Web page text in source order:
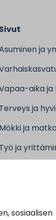
sosiaalisen
Sivut
ja
aika ja
Terveys ja
Mökki ja
Työ ja